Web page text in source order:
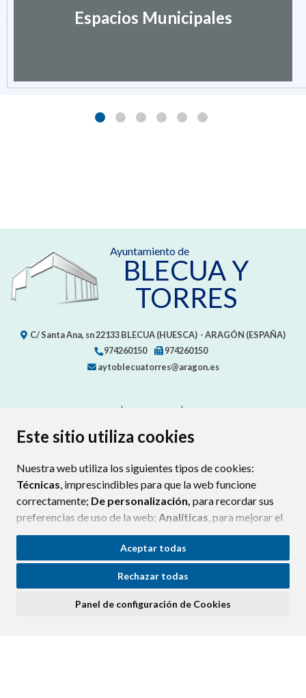
Este sitio utiliza cookies
Nuestra web utiliza los siguientes tipos de cookies:
Técnicas, imprescindibles para que la web funcione
correctamente; De personalización, para recordar sus
preferencias de uso de la web; Analíticas, para mejorar el
funcionamiento de la web y sus servicios.
Si acepta pulsando el botón“Aceptar todas”
consideramos que acepta su uso. Si pulsa el botón
ninguna acción, se guardarán las cookies técnicas
Aceptar todas
Rechazar todas
Panel de configuración de Cookies
Espacios Municipales
Ayuntamiento de
BLECUA Y
TORRES
C/ Santa Ana, sn22133BLECUA (HUESCA) - ARAGÓN (ESPAÑA)
974260150
974260150
aytoblecuatorres@aragon.es
PROTECCIÓN DE DATOS
POLÍTICA DE COOKIES